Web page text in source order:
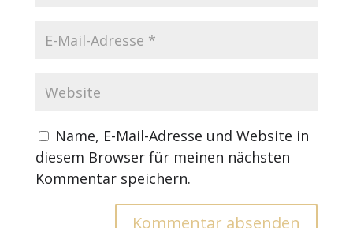
Name, E-Mail-Adresse und Website in
diesem Browser für meinen nächsten
Kommentar speichern.